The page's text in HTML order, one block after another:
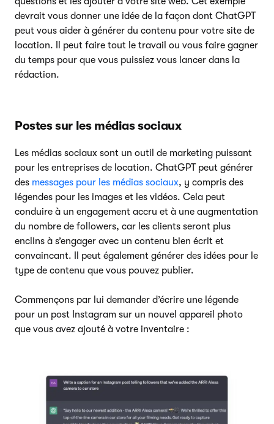
devrait vous donner une idée de la façon dont ChatGPT
peut vous aider à générer du contenu pour votre site de
location. Il peut faire tout le travail ou vous faire gagner
du temps pour que vous puissiez vous lancer dans la
rédaction.
Postes sur les médias sociaux
Les médias sociaux sont un outil de marketing puissant
pour les entreprises de location. ChatGPT peut générer
des messages pour les médias sociaux, y compris des
légendes pour les images et les vidéos. Cela peut
conduire à un engagement accru et à une augmentation
du nombre de followers, car les clients seront plus
enclins à s’engager avec un contenu bien écrit et
convaincant. Il peut également générer des idées pour le
type de contenu que vous pouvez publier.
Commençons par lui demander d’écrire une légende
pour un post Instagram sur un nouvel appareil photo
que vous avez ajouté à votre inventaire :